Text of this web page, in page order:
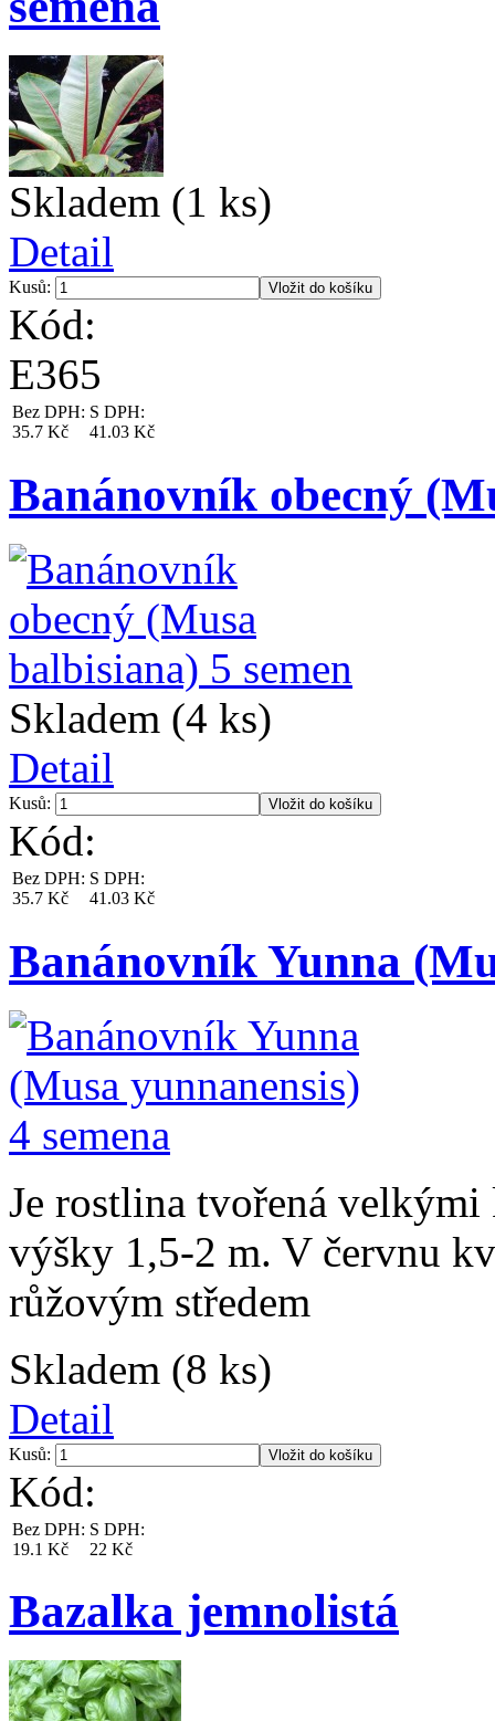
Skladem (1 ks)
Detail
Kusů:
Kód:
E365
Bez DPH:
35.7 Kč
S DPH:
41.03 Kč
Banánovník obecný
Skladem (4 ks)
Detail
Kusů:
Kód:
Bez DPH:
35.7 Kč
S DPH:
41.03 Kč
Banánovník Yunna
Je rostlina tvořená
výšky 1,5-2 m. V červnu
růžovým středem
Skladem (8 ks)
Detail
Kusů:
Kód:
Bez DPH:
19.1 Kč
S DPH:
22 Kč
Bazalka jemnolistá